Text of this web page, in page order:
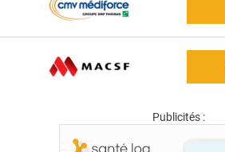
Publicités :